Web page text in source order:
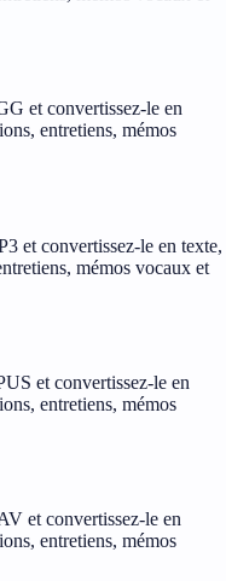
et convertissez-le en
entretiens, mémos
et convertissez-le en texte,
mémos vocaux et
et convertissez-le en
entretiens, mémos
et convertissez-le en
entretiens, mémos